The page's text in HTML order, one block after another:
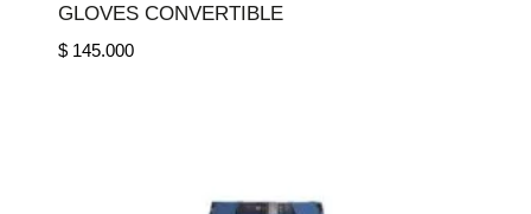
GLOVES CONVERTIBLE
$145.000